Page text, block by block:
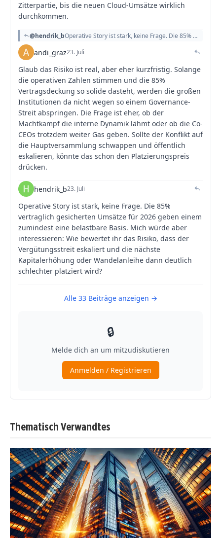
Thematisch Verwandtes